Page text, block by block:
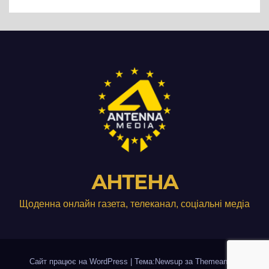
АНТЕНА
Щоденна онлайн газета, телеканал, соціальні медіа
Сайт працює на WordPress Тема:Newsup за Themeansar